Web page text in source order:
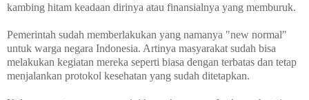
kambing hitam keadaan dirinya atau finansialnya yang memburuk.
Pemerintah sudah memberlakukan yang namanya "new normal"
untuk warga negara Indonesia. Artinya masyarakat sudah bisa
melakukan kegiatan mereka seperti biasa dengan terbatas dan tetap
menjalankan protokol kesehatan yang sudah ditetapkan.